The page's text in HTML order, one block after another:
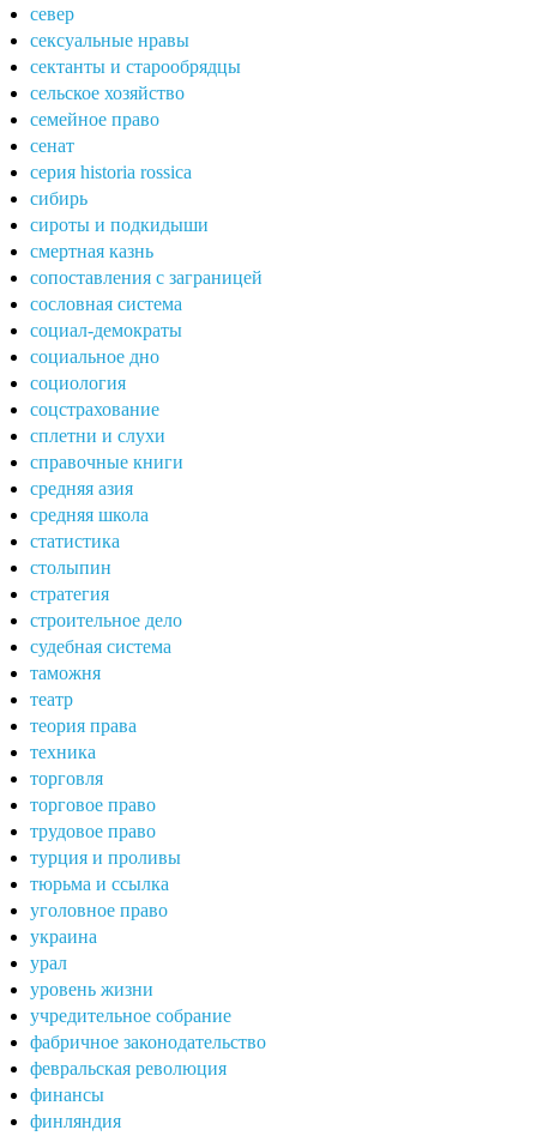
север
сексуальные нравы
сектанты и старообрядцы
сельское хозяйство
семейное право
сенат
серия historia rossica
сибирь
сироты и подкидыши
смертная казнь
сопоставления с заграницей
сословная система
социал-демократы
социальное дно
социология
соцстрахование
сплетни и слухи
справочные книги
средняя азия
средняя школа
статистика
столыпин
стратегия
строительное дело
судебная система
таможня
театр
теория права
техника
торговля
торговое право
трудовое право
турция и проливы
тюрьма и ссылка
уголовное право
украина
урал
уровень жизни
учредительное собрание
фабричное законодательство
февральская революция
финансы
финляндия